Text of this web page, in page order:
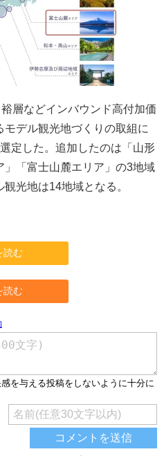
層などインバウンド高付加価
デル観光地づくりの取組に
定した。追加したのは「山形
「富士山麓エリア」の3地域
光地は14地域となる。
読む
読む